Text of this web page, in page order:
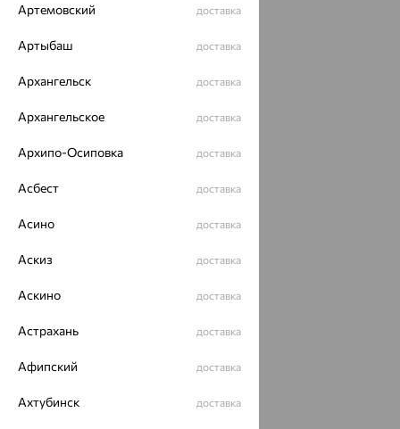
Артемовский доставка
Артыбаш доставка
Архангельск доставка
Архангельское доставка
Архипо-Осиповка доставка
Асбест доставка
Асино доставка
Аскиз доставка
Аскино доставка
Астрахань доставка
Афипский доставка
Ахтубинск доставка